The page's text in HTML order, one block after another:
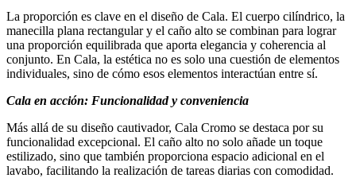
La proporción es clave en el diseño de Cala. El cuerpo cilíndrico, la
manecilla plana rectangular y el caño alto se combinan para lograr
una proporción equilibrada que aporta elegancia y coherencia al
conjunto. En Cala, la estética no es solo una cuestión de elementos
individuales, sino de cómo esos elementos interactúan entre sí.
Cala en acción: Funcionalidad y conveniencia
Más allá de su diseño cautivador, Cala Cromo se destaca por su
funcionalidad excepcional. El caño alto no solo añade un toque
estilizado, sino que también proporciona espacio adicional en el
lavabo, facilitando la realización de tareas diarias con comodidad.